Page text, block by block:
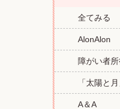
全てみる
AlonAlon
障がい者
「太陽と月
A＆A